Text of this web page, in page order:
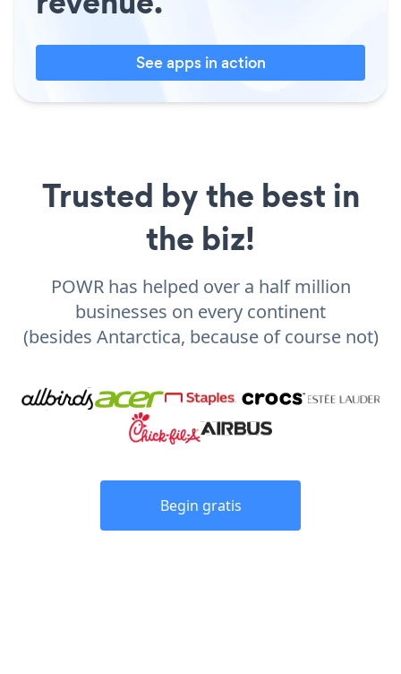
See apps in action
Trusted by the best in
the biz!
POWR has helped over a half million
businesses on every continent
(besides Antarctica, because of course not)
Begin gratis